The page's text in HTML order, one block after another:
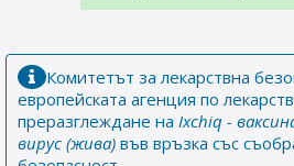
Комитетът за лекарствна
европейската агенция по
преразглеждане на Ixchiq -
вирус (жива) във връзка със